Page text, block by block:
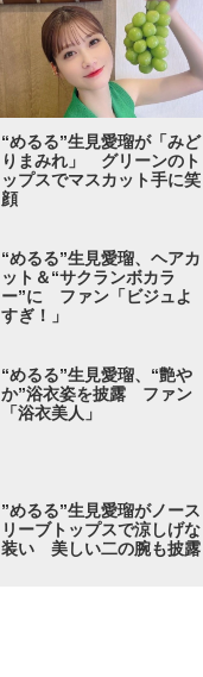
“めるる”生見愛瑠が「みど
りまみれ」 グリーンのト
ップスでマスカット手に笑
顔
“めるる”生見愛瑠、ヘアカ
ット＆“サクランボカラ
ー”に ファン「ビジュよ
すぎ！」
“めるる”生見愛瑠、“艶や
か”浴衣姿を披露 ファン
「浴衣美人」
”めるる”生見愛瑠がノース
リーブトップスで涼しげな
装い 美しい二の腕も披露